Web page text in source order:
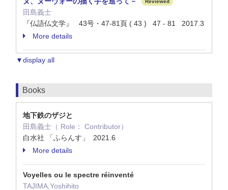
Reviewed
田島義士
『仏語仏文学』 43号・47-81頁 ( 43 ) 47 - 81 2017.3
More details
▼display all
Books
地下鉄のザジと
田島義士（ Role： Contributor）
白水社 「ふらんす」 2021.6
More details
Voyelles ou le spectre réinventé
TAJIMA,Yoshihito